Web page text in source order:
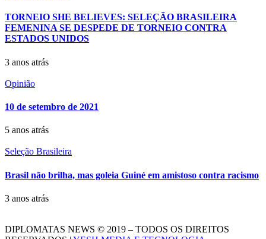
TORNEIO SHE BELIEVES: SELEÇÃO BRASILEIRA
FEMENINA SE DESPEDE DE TORNEIO CONTRA
ESTADOS UNIDOS
3 anos atrás
Opinião
10 de setembro de 2021
5 anos atrás
Seleção Brasileira
Brasil não brilha, mas goleia Guiné em amistoso contra racismo
3 anos atrás
DIPLOMATAS NEWS © 2019 – TODOS OS DIREITOS